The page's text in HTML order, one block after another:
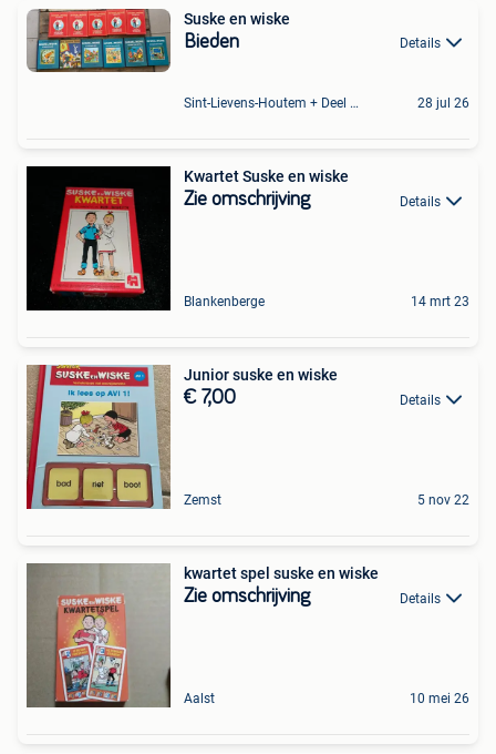
Suske en wiske
Bieden Details
Sint-Lievens-Houtem + Deel Oombergen 28 jul 26
Kwartet Suske en wiske
Zie omschrijving Details
Blankenberge 14 mrt 23
Junior suske en wiske
€ 7,00 Details
Zemst 5 nov 22
kwartet spel suske en wiske
Zie omschrijving Details
Aalst 10 mei 26